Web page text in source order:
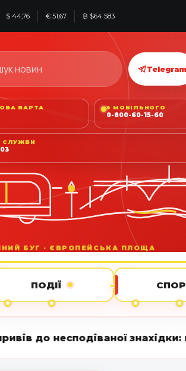
$ 44,76 € 51,67 ₿ $64 583
Telegram
ВАРТА З МОБІЛЬНОГО
0-800-60-15-60
СЛУЖБИ
ПОДІЇ
знахідки: на подвір’ї